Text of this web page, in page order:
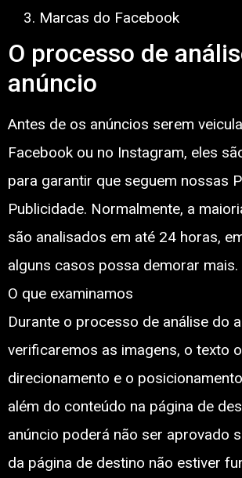
Marcas do Facebook
O processo de
anúncio
Antes de os anúncios serem
Facebook ou no Instagram, eles
para garantir que seguem nossas
Publicidade. Normalmente, a
são analisados em até 24 horas,
alguns casos possa demorar mais.
O que examinamos
Durante o processo de análise do
verificaremos as imagens, o texto o
direcionamento e o
além do conteúdo na página de
anúncio poderá não ser aprovado
da página de destino não estiver